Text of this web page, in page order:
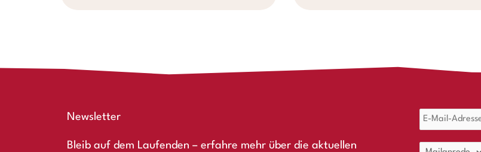
Newsletter
Bleib auf dem Laufenden – erfahre mehr über die aktuellen